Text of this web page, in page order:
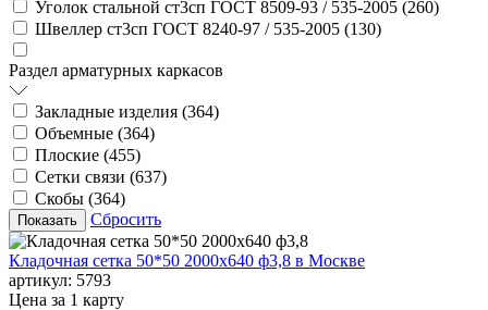
Уголок стальной ст3сп ГОСТ 8509-93 / 535-2005 (260)
Швеллер ст3сп ГОСТ 8240-97 / 535-2005 (130)
Раздел арматурных каркасов
Закладные изделия (364)
Объемные (364)
Плоские (455)
Сетки связи (637)
Скобы (364)
Сбросить
Кладочная сетка 50*50 2000х640 ф3,8 в Москве
артикул: 5793
Цена за 1 карту